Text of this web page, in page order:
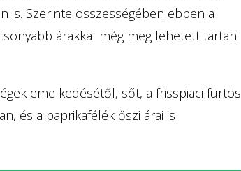
is. Szerinte összességében ebben a
árakkal még meg lehetett tartani
emelkedésétől, sőt, a frisspiaci fürtös
és a paprikafélék őszi árai is